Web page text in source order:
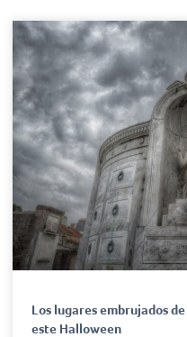
Los lugares embrujados
este Halloween